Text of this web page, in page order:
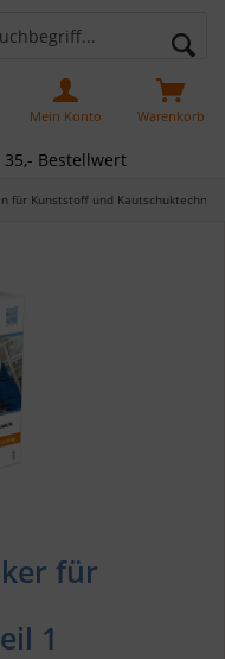
Bestellwert
Warenkorb
Mein Konto
für Kunststoff und Kautschuktechnik
für
1